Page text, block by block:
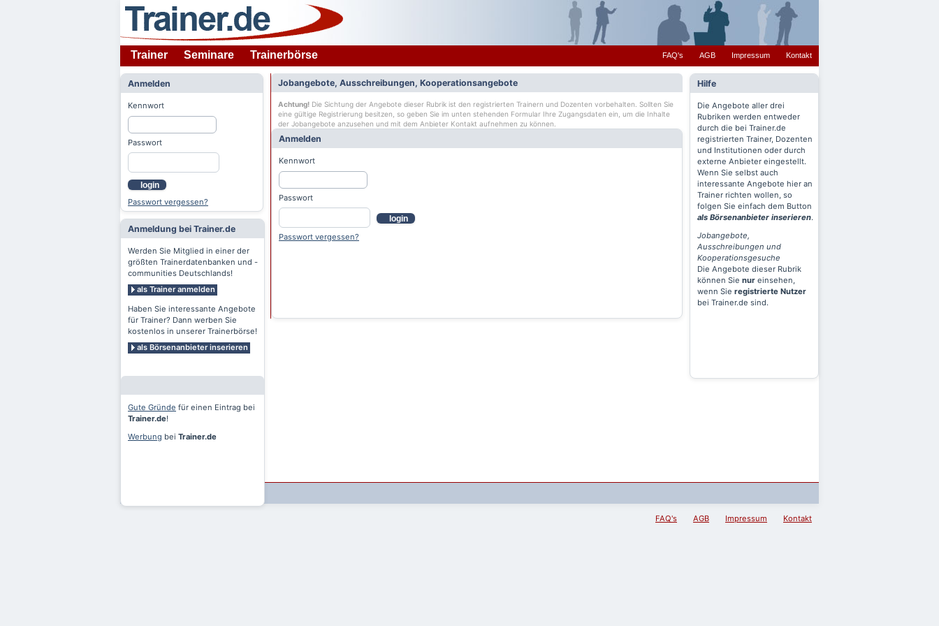
Trainer Seminare Trainerbörse FAQ's AGB Impressum Kontakt
Anmelden
Kennwort
Passwort
login
Passwort vergessen?
Anmeldung bei Trainer.de
Werden Sie Mitglied in einer der
größten Trainerdatenbanken und -
communities Deutschlands!
als Trainer anmelden
Haben Sie interessante Angebote
für Trainer? Dann werben Sie
kostenlos in unserer Trainerbörse!
als Börsenanbieter inserieren
Gute Gründe für einen Eintrag bei
Trainer.de!
Werbung bei Trainer.de
Hilfe
Die Angebote aller drei
Rubriken werden entweder
durch die bei Trainer.de
registrierten Trainer, Dozenten
und Institutionen oder durch
externe Anbieter eingestellt.
Wenn Sie selbst auch
interessante Angebote hier an
Trainer richten wollen, so
folgen Sie einfach dem Button
als Börsenanbieter inserieren.
Jobangebote,
Ausschreibungen und
Kooperationsgesuche
Die Angebote dieser Rubrik
können Sie nur einsehen,
wenn Sie registrierte Nutzer
bei Trainer.de sind.
Jobangebote, Ausschreibungen, Kooperationsangebote
Achtung! Die Sichtung der Angebote dieser Rubrik ist den registrierten Trainern und Dozenten vorbehalten. Sollten Sie
eine gültige Registrierung besitzen, so geben Sie im unten stehenden Formular Ihre Zugangsdaten ein, um die Inhalte
der Jobangebote anzusehen und mit dem Anbieter Kontakt aufnehmen zu können.
Anmelden
Kennwort
Passwort
login
Passwort vergessen?
FAQ's AGB Impressum Kontakt